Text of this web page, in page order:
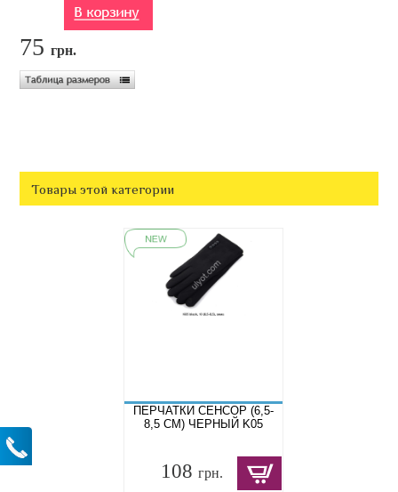
75грн.
Товары этой категории
ПЕРЧАТКИ СЕНСОР (6,5-
8,5 СМ) ЧЕРНЫЙ K05
108 грн.